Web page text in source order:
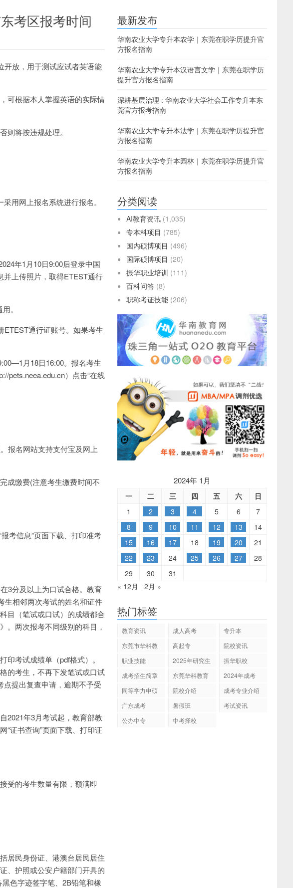
考区报考时间
开放，用于测试应试者英语能
可根据本人掌握英语的实际情
则将按违规处理。
用网上报名系统进行报名。
年1月10日9:00后登录中国
并上传照片，取得ETEST通行
。
ETEST通行证账号。如果考生
月18日16:00。报名考生
pets.neea.edu.cn）点击“在线
报名网站支持支付宝及网上
成缴费(注意考生缴费时间不
考信息”页面下载、打印准考
3分及以上为口试合格。教育
生相邻两次考试的姓名和证件
目（笔试或口试）的成绩都合
。两次报考不同级别的科目，
考试成绩单（pdf格式）。
的考生，不再下发笔试或口试
提出复查申请，逾期不予受
2021年3月考试起，教育部教
“证书查询”页面下载、打印证
受的考生数量有限，额满即
居民身份证、港澳台居民居住
、护照或公安户籍部门开具的
色字迹签字笔、2B铅笔和橡
最新发布
华南农业大学专升本农学｜东莞在职学历提升官
方报名指南
华南农业大学专升本汉语言文学｜东莞在职学历
提升官方报名指南
深耕基层治理 : 华南农业大学社会工作专升本东
莞官方报考指南
华南农业大学专升本法学｜东莞在职学历提升官
方报名指南
华南农业大学专升本园林｜东莞在职学历提升官
方报名指南
分类阅读
AI教育资讯 (1,035)
专本科项目 (785)
国内硕博项目 (496)
国际硕博项目 (20)
振华职业培训 (111)
百科问答 (8)
职称考证技能 (206)
2024年 1月
一 二 三 四 五 六
日
1
2 3 4 5 6
7
8
9 10 11 12 13
14
15
16 17 18 19 20
21
22
23 24 25 26 27
28
29
30
31
« 12月
2月 »
热门标签
教育资讯 成人高考
专升本
东莞市华科教
高起专
院校资讯
职业技能
2025年研究生
振华职校
成考招生简章
东莞华科教育
2024年成考
同等学力申硕
院校介绍
成考专业介绍
广东成考
暑假班
考试资讯
公办中专
中考择校